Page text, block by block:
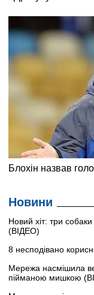
Новини
Новий хіт: три
(ВІДЕО)
8 несподівано
Мережа насмішила
пійманою мишкою